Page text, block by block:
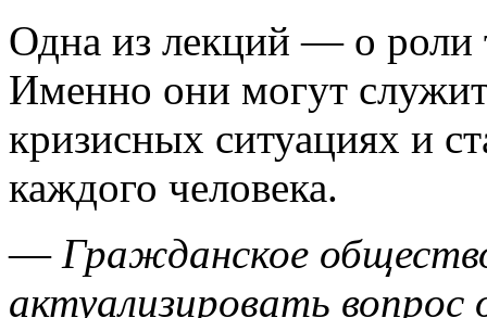
Одна из лекций — о роли
Именно они могут
кризисных ситуациях и
каждого человека.
— Гражданское
актуализировать